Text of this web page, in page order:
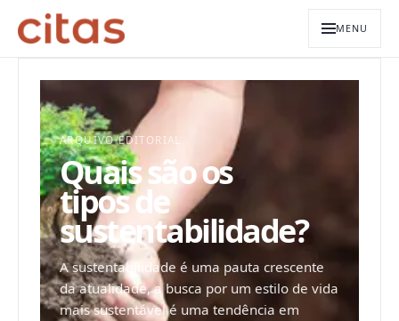
MENU
ARQUIVO EDITORIAL
Quais são os
tipos de
sustentabilidade?
A sustentabilidade é uma pauta crescente
da atualidade, a busca por um estilo de vida
mais sustentável é uma tendência em